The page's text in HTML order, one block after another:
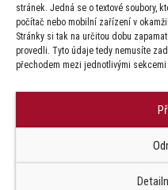
stránek. Jedná se o textové soubory,
počítač nebo mobilní zařízení v
Stránky si tak na určitou dobu
provedli. Tyto údaje tedy nemusíte
přechodem mezi jednotlivými sekcemi
Za publikovaný obsah
Factory s.r.o. zapovězeno.